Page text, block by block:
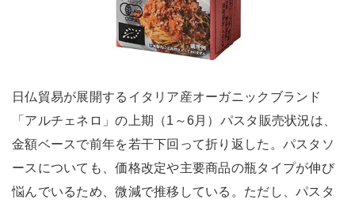
日仏貿易が展開するイタリア産オーガニックブランド
「アルチェネロ」の上期（1～6月）パスタ販売状況は、
金額ベースで前年を若干下回って折り返した。パスタソ
ースについても、価格改定や主要商品の瓶タイプが伸び
悩んでいるため、微減で推移している。ただし、パスタ